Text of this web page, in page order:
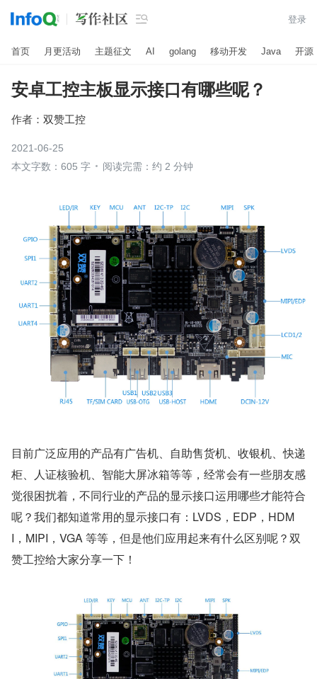
 登录
首页 月更活动 主题征文 AI golang 移动开发 Java 开源
安卓工控主板显示接口有哪些呢？
作者： 双赞工控
2021-06-25
本文字数：605 字
阅读完需：约 2 分钟
目前广泛应用的产品有广告机、自助售货机、收银机、快递
柜、人证核验机、智能大屏冰箱等等，经常会有一些朋友感
觉很困扰着，不同行业的产品的显示接口运用哪些才能符合
呢？我们都知道常用的显示接口有：LVDS，EDP，HDM
I，MIPI，VGA 等等，但是他们应用起来有什么区别呢？双
赞工控给大家分享一下！